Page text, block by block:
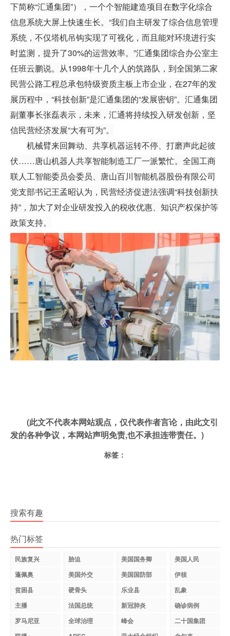
下简称“汇通集团”），一个个智能建造项目在数字化综合
信息系统大屏上快速生长。“我们自主研发了综合信息管理
系统，不仅塔机吊钩实现了可视化，而且能对环境进行实
时监测，提升了30%的运营效率。”汇通集团综合办公室主
任班云鹏说。从1998年十几个人的筑路队，到全国第二家
民营公路工程总承包特级资质主板上市企业，在27年的发
展历程中，“科技创新”是汇通集团的“发展密钥”。汇通集团
副董事长张磊表示，未来，汇通将持续投入研发创新，坚
信民营经济发展“大有可为”。
机械臂来回舞动、共享机器运转不停、打磨声此起彼
伏……唐山机器人共享智能制造工厂一派繁忙。全国工商
联人工智能委员会委员、唐山百川智能机器股份有限公司
党支部书记王孟昭认为，民营经济促进法强调“科技创新扶
持”，加大了对企业研发投入的税收优惠、知识产权保护等
政策支持。
(此文不代表本网站观点，仅代表作者言论，由此文引
发的各种争议，本网站声明免责,也不承担连带责任。)
标签：
搜索有趣
热门标签
民族复兴 胁迫 美国国务卿
美国人民
蓬佩奥
美国外交 美国国防部
伊核
贫困县
硬骨头 乐业县
乱象
主播
法国总统 新冠肺炎
确诊病例
罗马尼亚
全球治理 峰会
二十国集团